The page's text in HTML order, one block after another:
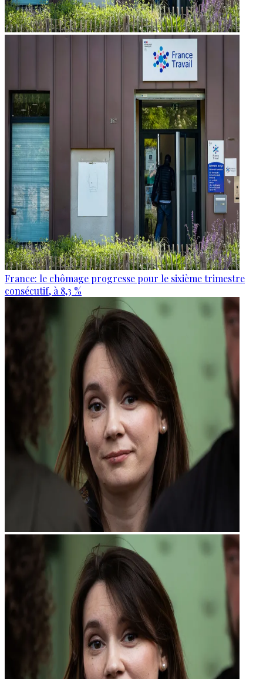
France: le chômage progresse pour le sixième trimestre
consécutif, à 8,3 %